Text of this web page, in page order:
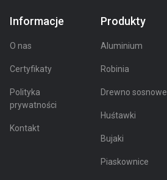
Informacje
O nas
Certyfikaty
Polityka
prywatności
Kontakt
Produkty
Aluminium
Robinia
Drewno sosnowe
Huśtawki
Bujaki
Piaskownice